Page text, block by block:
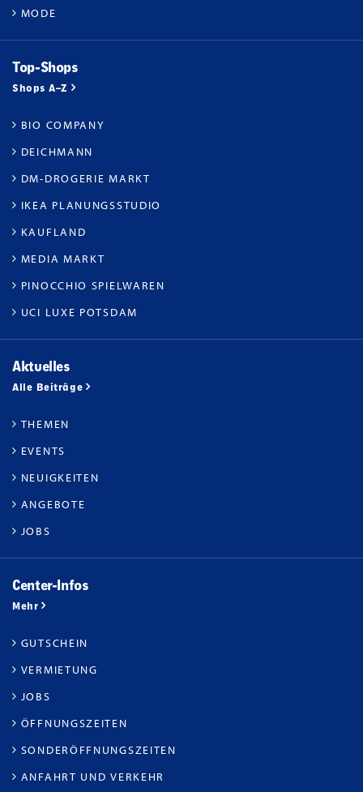
MODE
Top-Shops
Shops A–Z
BIO COMPANY
DEICHMANN
DM-DROGERIE MARKT
IKEA PLANUNGSSTUDIO
KAUFLAND
MEDIA MARKT
PINOCCHIO SPIELWAREN
UCI LUXE POTSDAM
Aktuelles
Alle Beiträge
THEMEN
EVENTS
NEUIGKEITEN
ANGEBOTE
JOBS
Center-Infos
Mehr
GUTSCHEIN
VERMIETUNG
JOBS
ÖFFNUNGSZEITEN
SONDERÖFFNUNGSZEITEN
ANFAHRT UND VERKEHR